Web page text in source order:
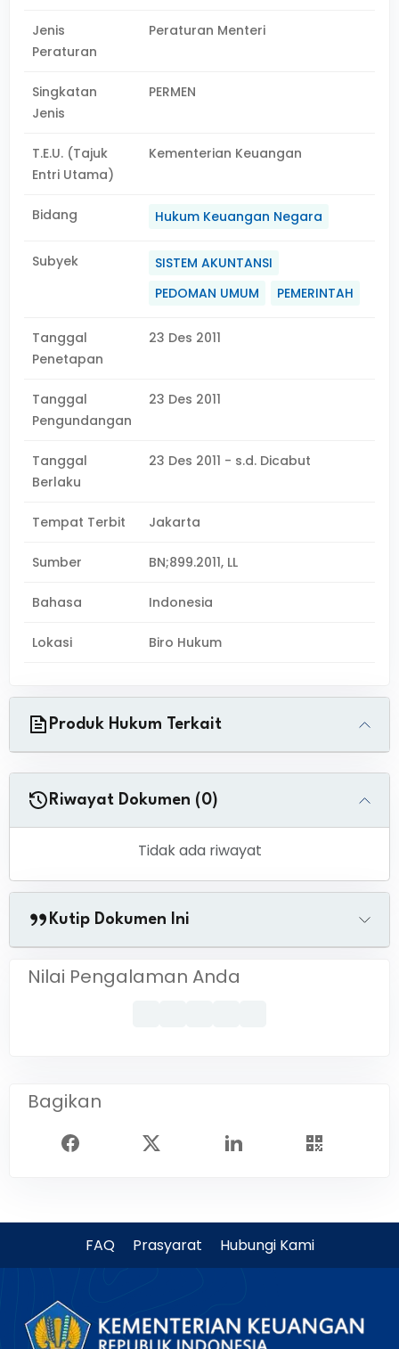
Jenis
Peraturan
Peraturan Menteri
Singkatan
Jenis
PERMEN
T.E.U. (Tajuk
Entri Utama)
Kementerian Keuangan
Bidang Hukum Keuangan Negara
Subyek
SISTEM AKUNTANSI
PEDOMAN UMUM
PEMERINTAH
Tanggal
Penetapan
23 Des 2011
Tanggal
Pengundangan
23 Des 2011
Tanggal
Berlaku
23 Des 2011 - s.d. Dicabut
Tempat Terbit Jakarta
Sumber BN;899.2011, LL
Bahasa Indonesia
Lokasi Biro Hukum
Produk Hukum Terkait
Riwayat Dokumen (0)
Tidak ada riwayat
Kutip Dokumen Ini
Nilai Pengalaman Anda
Bagikan
FAQ Prasyarat Hubungi Kami